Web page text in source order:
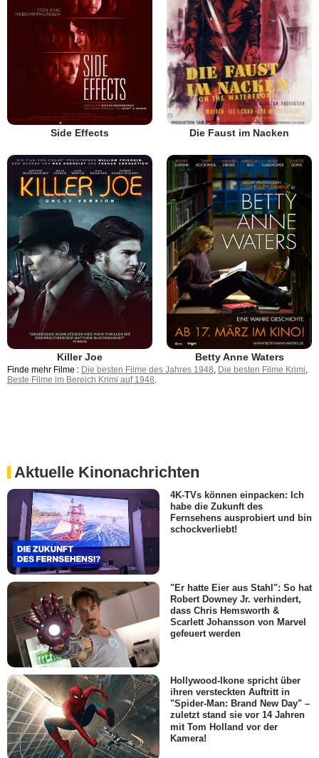
Side Effects Die Faust im Nacken
Killer Joe Betty Anne Waters
Finde mehr Filme : Die besten Filme des Jahres 1948 Die besten Filme Krimi
Beste Filme im Bereich Krimi auf 1948
Aktuelle Kinonachrichten
4K-TVs können einpacken: Ich
habe die Zukunft des
Fernsehens ausprobiert und bin
schockverliebt!
"Er hatte Eier aus Stahl": So hat
Robert Downey Jr. verhindert,
dass Chris Hemsworth &
Scarlett Johansson von Marvel
gefeuert werden
Hollywood-Ikone spricht über
ihren versteckten Auftritt in
"Spider-Man: Brand New Day" –
zuletzt stand sie vor 14 Jahren
mit Tom Holland vor der
Kamera!